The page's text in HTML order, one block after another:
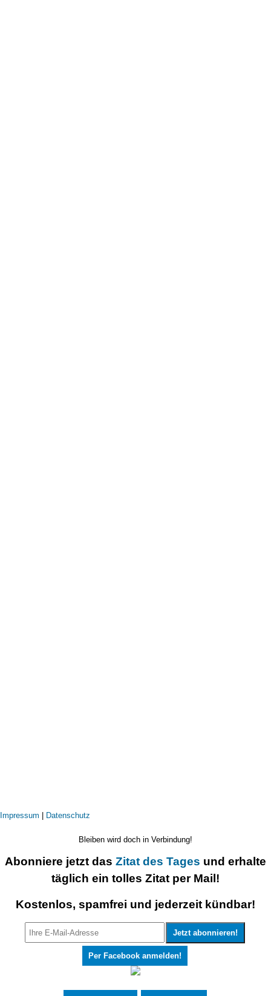
Impressum Datenschutz
Bleiben wird doch in Verbindung!
Abonniere jetzt das Zitat des Tages und erhalte
täglich ein tolles Zitat per Mail!
Kostenlos, spamfrei und jederzeit kündbar!
Per Facebook anmelden!